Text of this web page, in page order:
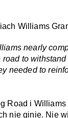
Williams
nearly
to
needed to
Road i
nie ginie. Nie